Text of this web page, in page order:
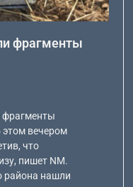
фрагменты
фрагменты
этом вечером
что
пишет NM.
района нашли